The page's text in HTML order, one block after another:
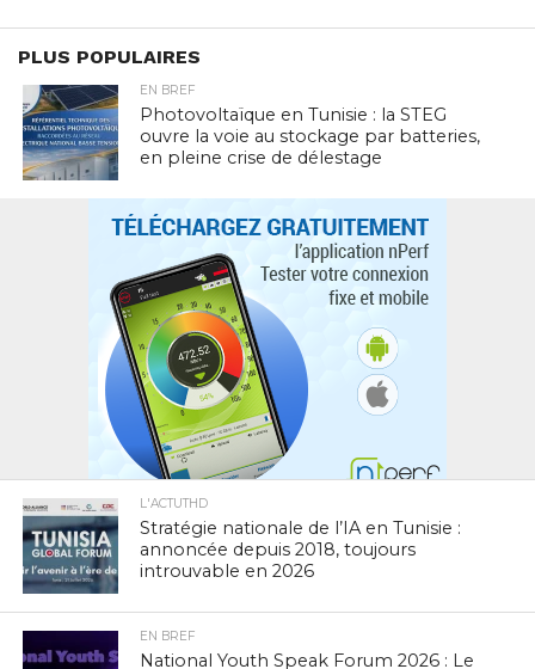
PLUS POPULAIRES
EN BREF
Photovoltaïque en Tunisie : la STEG
ouvre la voie au stockage par batteries,
en pleine crise de délestage
L'ACTUTHD
Stratégie nationale de l’IA en Tunisie :
annoncée depuis 2018, toujours
introuvable en 2026
EN BREF
National Youth Speak Forum 2026 : Le